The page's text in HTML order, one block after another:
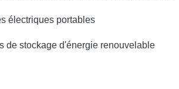
électriques portables
de stockage d'énergie renouvelable